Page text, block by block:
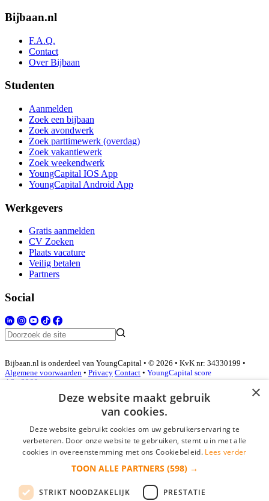
Bijbaan.nl
F.A.Q.
Contact
Over Bijbaan
Studenten
Aanmelden
Zoek een bijbaan
Zoek avondwerk
Zoek parttimewerk (overdag)
Zoek vakantiewerk
Zoek weekendwerk
YoungCapital IOS App
YoungCapital Android App
Werkgevers
Gratis aanmelden
CV Zoeken
Plaats vacature
Veilig betalen
Partners
Social
Bijbaan.nl is onderdeel van YoungCapital • © 2026 • KvK nr: 34330199 •
Algemene voorwaarden • Privacy Contact • YoungCapital score
4.3 - 3366 reviews
Inloggen als bedrijf
*
login gegevens onthouden
×
Deze website maakt gebruik
van cookies.
Deze website gebruikt cookies om uw gebruikerservaring te
verbeteren. Door onze website te gebruiken, stemt u in met alle
cookies in overeenstemming met ons Cookiebeleid. Lees verder
TOON ALLE PARTNERS (598) →
STRIKT NOODZAKELIJK PRESTATIE